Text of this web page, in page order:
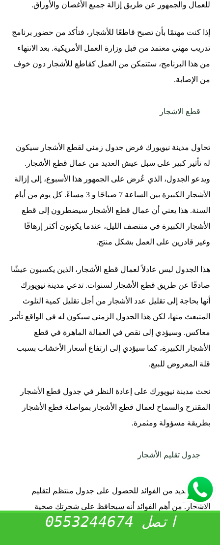
للعمال والجمهور عن طريق إزالة جميع الأغصان والأوراق.
إذا كنت مهتمًا بأن تصبح قاطعًا للأشجار، فتأكد من حضور برنامج
تدريب مهني معتمد من قبل وزارة العمل الأمريكية. بعد الانتهاء
من هذا البرنامج، ستتمكن من العمل كقاطع للأشجار دون خوف
من الإصابة.
قطع الاشجار
تحاول مدينة نيويورك فرض جدول زمني لقطع الأشجار سيكون
له تأثير كبير على سبل عيش العديد من عمال قطع الأشجار.
ويدعو الجدول، الذي عُرض على الجمهور هذا الأسبوع، إلى إزالة
الأشجار الكبيرة بين الساعة 7 صباحًا و 3 مساءً. كل يوم من أيام
السنة. هذا يعني أن عمال قطع الأشجار سيضطرون إلى قطع
الأشجار الكبيرة في منتصف الليل، عندما يكونون أكثر إرهاقًا
وغير قادرين على العمل بشكل منتج.
هذا الجدول ليس عادلاً لعمال قطع الأشجار، الذين يكسبون عيشًا
صادقًا عن طريق قطع الأشجار لسنوات. تدعي مدينة نيويورك
أنها بحاجة إلى تقليل عدد الأشجار من أجل تقليل كمية التلوث
المنبعث منها، لكن هذا الجدول الزمني سيكون له في الواقع تأثير
معاكس. وسيؤدي إلى نقص في العمالة الماهرة في قطع
الأشجار الكبيرة، كما سيؤدي إلى ارتفاع أسعار الأخشاب بسبب
قلة المعروض للبيع.
نحث مدينة نيويورك على إعادة النظر في جدول قطع الأشجار
المقترح والسماح لعمال قطع الأشجار بمواصلة قطع الأشجار
بطريقة مسؤولة ومثمرة.
جدول تقليم الأشجار
هناك العديد من الفوائد للحصول على جدول منتظم لتقليم
الأشجار. من أهم الفوائد أنه سيحافظ على شجرتك صحية
ومزدهرة. يمكن أن تقاوم الشجرة السليمة الآفات وأضرار الرياح
اتصل 0553244674